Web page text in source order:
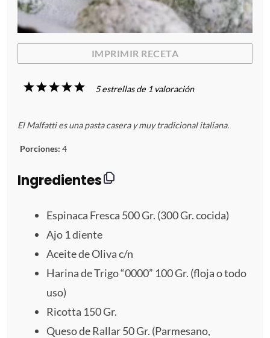
IMPRIMIR RECETA
5
r
e
l
l
4
r
e
l
l
3
r
e
l
l
a
2
r
e
l
l
a
s
1
r
e
l
5estrellas de 1 valoración
El Malfatti es una pasta casera y muy tradicional italiana.
Porciones: 4
Ingredientes
Espinaca Fresca 500Gr. (300Gr. cocida)
Ajo 1diente
Aceite de Oliva c/n
Harina de Trigo “0000” 100 Gr. (floja o todo
uso)
Ricotta 150Gr.
Queso de Rallar 50 Gr. (Parmesano,